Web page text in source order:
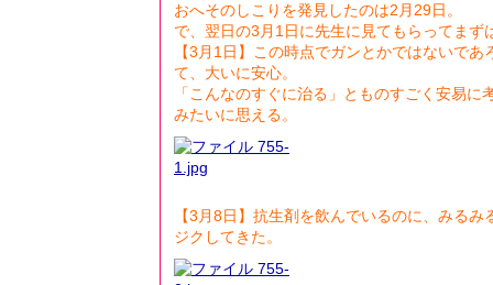
おへそのしこりを発見したのは2月29日。
で、翌日の3月1日に先生に見てもらってまず
【3月1日】この時点でガンとかではないで
て、大いに安心。
「こんなのすぐに治る」とものすごく安易に
みたいに思える。
【3月8日】抗生剤を飲んでいるのに、みる
ジクしてきた。